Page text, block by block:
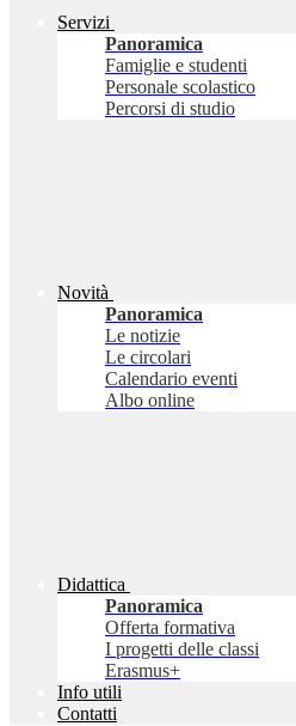
Servizi
Panoramica
Famiglie e studenti
Personale scolastico
Percorsi di studio
Novità
Panoramica
Le notizie
Le circolari
Calendario eventi
Albo online
Didattica
Panoramica
Offerta formativa
I progetti delle classi
Erasmus+
Info utili
Contatti